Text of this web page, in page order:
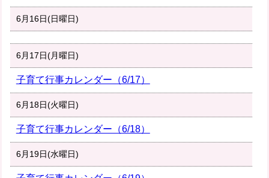
6月16日(日曜日)
6月17日(月曜日)
子育て行事カレンダー（6/17）
6月18日(火曜日)
子育て行事カレンダー（6/18）
6月19日(水曜日)